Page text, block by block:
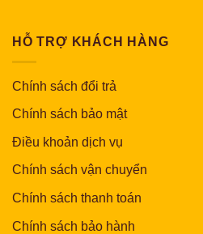
HỖ TRỢ KHÁCH HÀNG
Chính sách đổi trả
Chính sách bảo mật
Điều khoản dịch vụ
Chính sách vận chuyển
Chính sách thanh toán
Chính sách bảo hành